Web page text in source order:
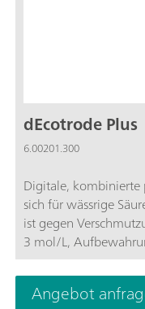
dEcotrode Plus
6.00201.300
Digitale, kombinierte
sich für wässrige
ist gegen
3 mol/L,
an OMNIS Titratoren
Angebot